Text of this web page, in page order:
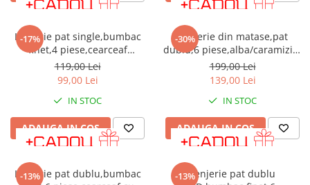
-17%
Lenjerie pat single,bumbac
finet,4 piese,cearceaf
normal,motiv traditional cu
flori colorate-A820
119,00 Lei
99,00 Lei
IN STOC
ADAUGA IN COS
-30%
Lenjerie din matase,pat
dublu,6 piese,alba/caramiziu-
A861
199,00 Lei
139,00 Lei
IN STOC
ADAUGA IN COS
-13%
Lenjerie pat dublu,bumbac
-13%Lenjerie pat dublu